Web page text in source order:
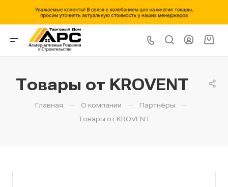
Товары от KROVENT
Главная — О компании — Партнёры —
Товары от KROVENT